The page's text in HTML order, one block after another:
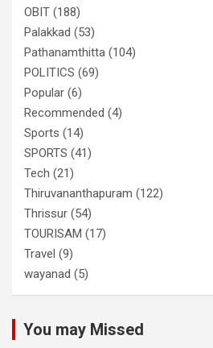
OBIT (188)
Palakkad (53)
Pathanamthitta (104)
POLITICS (69)
Popular (6)
Recommended (4)
Sports (14)
SPORTS (41)
Tech (21)
Thiruvananthapuram (122)
Thrissur (54)
TOURISAM (17)
Travel (9)
wayanad (5)
You may Missed